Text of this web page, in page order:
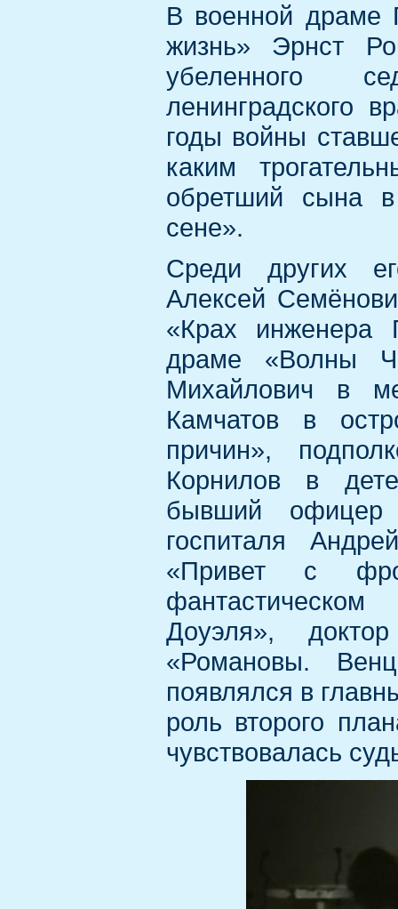
В военной драме
жизнь» Эрнст
убеленного
ленинградского
годы войны
каким
обретший сына
сене».
Среди других
Алексей
«Крах инженера
драме «Волны
Михайлович в
Камчатов в
причин»,
Корнилов в
бывший
госпиталя
«Привет с
Доуэля»,
«Романовы.
появлялся в
роль второго
чувствовалась